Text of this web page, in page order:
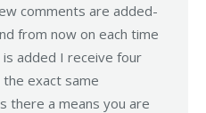
comments are added-
from now on each time
added I receive four
exact same
there a means you are